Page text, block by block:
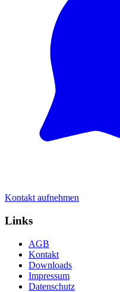
Kontakt aufnehmen
Links
AGB
Kontakt
Downloads
Impressum
Datenschutz